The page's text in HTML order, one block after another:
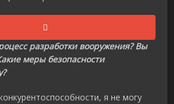
разработки вооружения? Вы
меры безопасности
я не могу